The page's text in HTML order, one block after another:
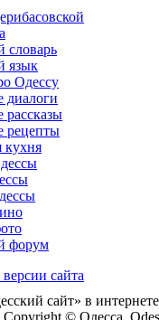
словарь
язык
Одессу
диалоги
рассказы
рецепты
кухня
форум
сайта
сайт» в